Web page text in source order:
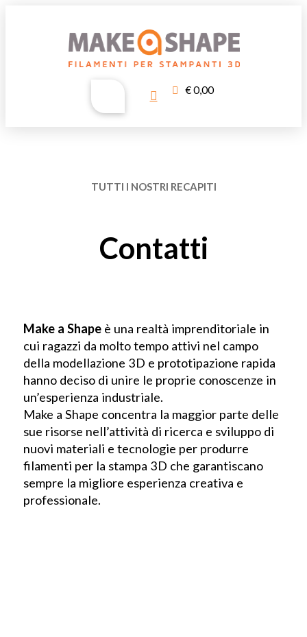
€0,00
TUTTI I NOSTRI RECAPITI
Contatti
Make a Shapeè una realtà imprenditoriale in
cui ragazzi da molto tempo attivi nel campo
della modellazione 3D e prototipazione rapida
hanno deciso di unire le proprie conoscenze in
un’esperienza industriale.
Make a Shape concentra la maggior parte delle
sue risorse nell’attività di ricerca e sviluppo di
nuovi materiali e tecnologie per produrre
filamenti per la stampa 3D che garantiscano
sempre la migliore esperienza creativa e
professionale.